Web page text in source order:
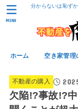
分からないは恥ず
ホーム 空き家管理
MENU
不動産の購入
欠陥!?事故!?